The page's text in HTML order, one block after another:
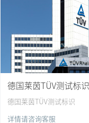
德国莱茵TÜV测试标识
德国莱茵TÜV测试标识
详情请咨询客服